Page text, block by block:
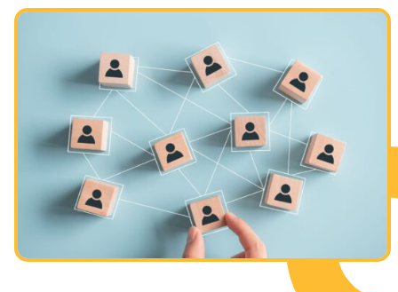
Les jeûnes liés à la destruction du Temple
Pourim